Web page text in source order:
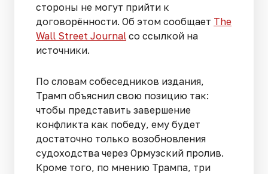
стороны не могут прийти к
договорённости. Об этом сообщает The
Wall Street Journal со ссылкой на
источники.
По словам собеседников издания,
Трамп объяснил свою позицию так:
чтобы представить завершение
конфликта как победу, ему будет
достаточно только возобновления
судоходства через Ормузский пролив.
Кроме того, по мнению Трампа, три